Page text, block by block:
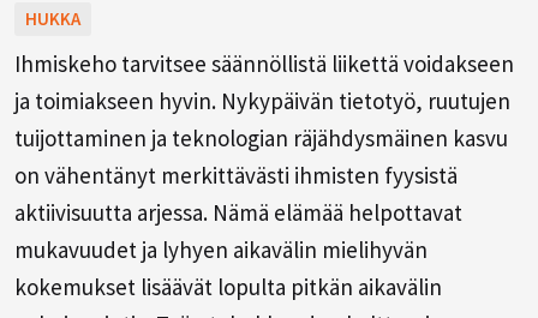
HUKKA
Ihmiskeho tarvitsee säännöllistä liikettä voidakseen
ja toimiakseen hyvin. Nykypäivän tietotyö, ruutujen
tuijottaminen ja teknologian räjähdysmäinen kasvu
on vähentänyt merkittävästi ihmisten fyysistä
aktiivisuutta arjessa. Nämä elämää helpottavat
mukavuudet ja lyhyen aikavälin mielihyvän
kokemukset lisäävät lopulta pitkän aikavälin